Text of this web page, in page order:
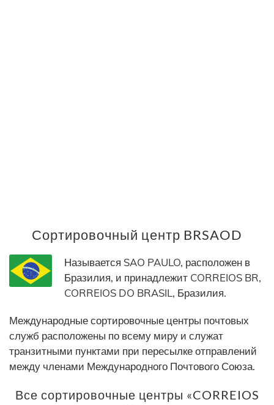
Сортировочный центр BRSAOD
Называется SAO PAULO, расположен в
Бразилия, и принадлежит CORREIOS BR,
CORREIOS DO BRASIL, Бразилия.
Международные сортировочные центры почтовых
служб расположены по всему миру и служат
транзитными пунктами при пересылке отправлений
между членами Международного Почтового Союза.
Все сортировочные центры «CORREIOS